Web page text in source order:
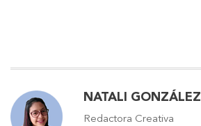
NATALI GONZÁLEZ
Redactora Creativa